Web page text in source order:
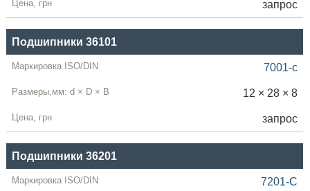
запрос
Подшипники 36101
7001-c
12 × 28 × 8
запрос
Подшипники 36201
7201-C